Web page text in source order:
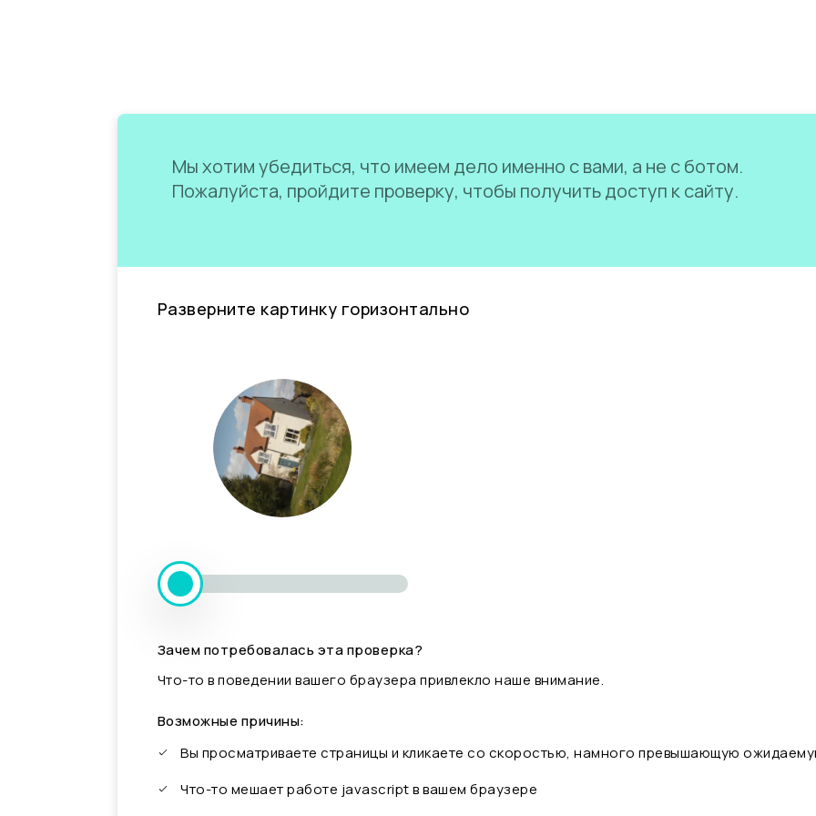
Мы хотим убедиться, что имеем дело именно с вами, а не с ботом.
Пожалуйста, пройдите проверку, чтобы получить доступ к сайту.
Разверните картинку горизонтально
Зачем потребовалась эта проверка?
Что-то в поведении вашего браузера привлекло наше внимание.
Возможные причины:
Вы просматриваете страницы и кликаете со скоростью, намного превышающую
Что-то мешает работе javascript в вашем браузере